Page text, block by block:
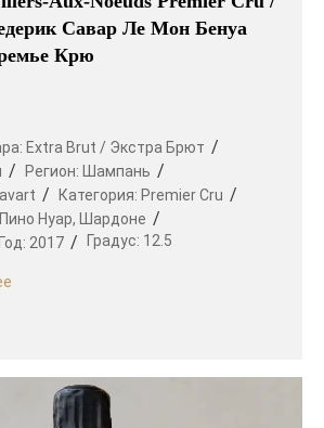
Савар Ле Мон Бенуа
Крю
Extra Brut / Экстра Брют
Регион:
Шампань
Категория: Premier Cru
Пино Нуар,
Шардоне
Год: 2017 Градус: 12.5